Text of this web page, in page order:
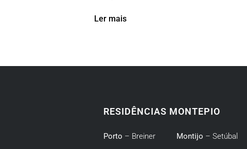
Ler mais
RESIDÊNCIAS MONTEPIO
Porto – Breiner Montijo – Setúbal